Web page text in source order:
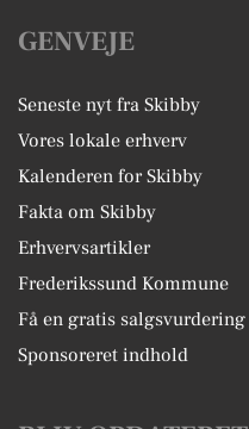
GENVEJE
Seneste nyt fra Skibby
Vores lokale erhverv
Kalenderen for Skibby
Fakta om Skibby
Erhvervsartikler
Frederikssund Kommune
Få en gratis salgsvurdering
Sponsoreret indhold